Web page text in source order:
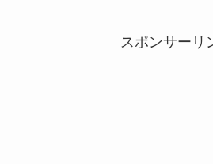
スポンサーリ